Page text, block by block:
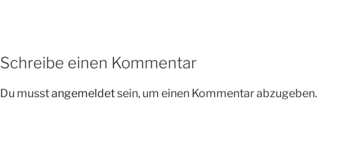
Schreibe einen Kommentar
Du musstangemeldetsein, um einen Kommentar abzugeben.